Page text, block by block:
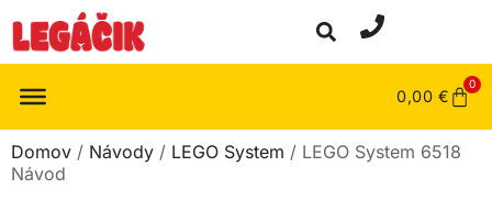
0,00 €
0
Domov / Návody / LEGO System / LEGO System 6518
Návod